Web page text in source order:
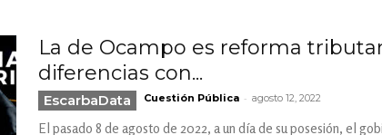
La de Ocampo es reforma
diferencias con...
EscarbaData Cuestión Pública - agosto 12, 2022
El pasado 8 de agosto de 2022, a un día de su posesión, el